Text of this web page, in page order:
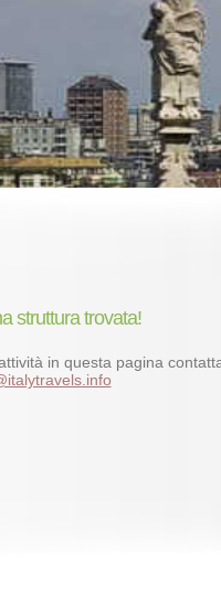
struttura trovata!
in questa pagina